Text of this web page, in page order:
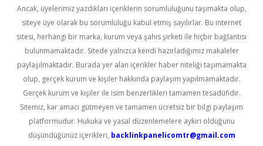
Ancak, üyelerimiz yazdıkları içeriklerin sorumluluğunu taşımakta olup,
siteye üye olarak bu sorumluluğu kabul etmiş sayılırlar. Bu internet
sitesi, herhangi bir marka, kurum veya şahıs şirketi ile hiçbir bağlantısı
bulunmamaktadır. Sitede yalnızca kendi hazırladığımız makaleler
paylaşılmaktadır. Burada yer alan içerikler haber niteliği taşımamakta
olup, gerçek kurum ve kişiler hakkında paylaşım yapılmamaktadır.
Gerçek kurum ve kişiler ile isim benzerlikleri tamamen tesadüfidir.
Sitemiz, kar amacı gütmeyen ve tamamen ücretsiz bir bilgi paylaşım
platformudur. Hukuka ve yasal düzenlemelere aykırı olduğunu
düşündüğünüz içerikleri, backlinkpanelicomtr@gmail.com